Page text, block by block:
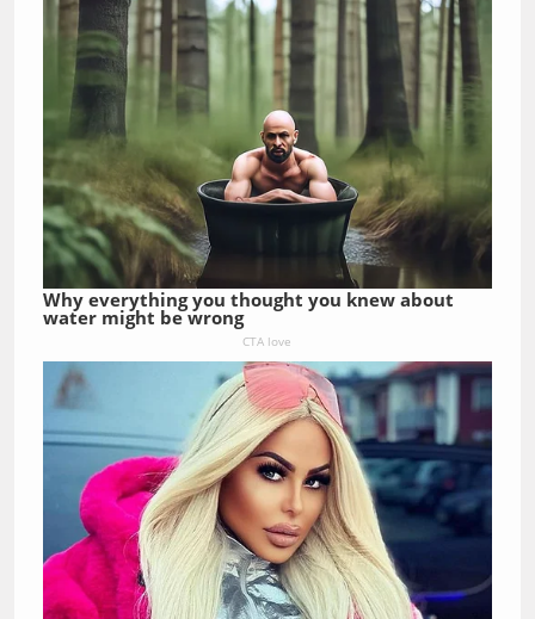
Why everything you thought you knew about
water might be wrong
CTA love